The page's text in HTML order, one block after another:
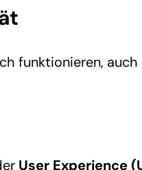
funktionieren,
User Experience